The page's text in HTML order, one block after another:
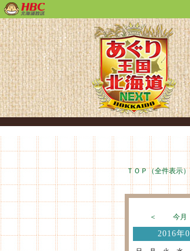
ＴＯＰ（全件表示）
＜ 今月
2016年